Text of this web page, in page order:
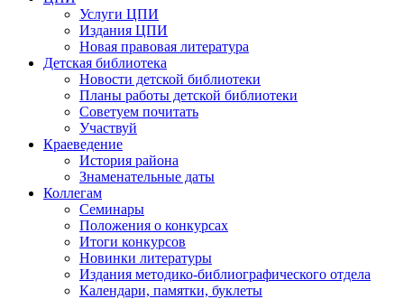
Услуги ЦПИ
Издания ЦПИ
Новая правовая литература
Детская библиотека
Новости детской библиотеки
Планы работы детской библиотеки
Советуем почитать
Участвуй
Краеведение
История района
Знаменательные даты
Коллегам
Семинары
Положения о конкурсах
Итоги конкурсов
Новинки литературы
Издания методико-библиографического отдела
Календари, памятки, буклеты